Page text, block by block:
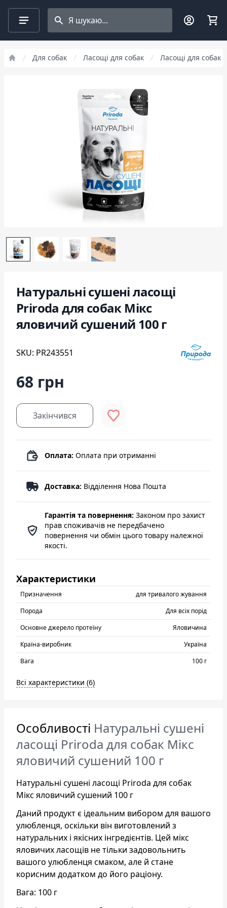
Search projects
Для собак Ласощі для собак Ласощі для собак
Натуральні сушені ласощі
Priroda для собак Мікс
яловичий сушений 100 г
SKU: PR243551
68 грн
Закінчився
Оплата: Оплата при отриманні
Доставка: Відділення Нова Пошта
Гарантія та повернення: Законом про захист
прав споживачів не передбачено
повернення чи обмін цього товару належної
якості.
Характеристики
Призначення
для тривалого жування
Порода
Для всіх порід
Основне джерело протеїну
Яловичина
Країна-виробник
Україна
Вага
100 г
Всі характеристики (6)
Особливості Натуральні сушені
ласощі Priroda для собак Мікс
яловичий сушений 100 г
Натуральні сушені ласощі Priroda для собак
Мікс яловичий сушений 100 г
Даний продукт є ідеальним вибором для вашого
улюбленця, оскільки він виготовлений з
натуральних і якісних інгредієнтів. Цей мікс
яловичих ласощів не тільки задовольнить
вашого улюбленця смаком, але й стане
корисним додатком до його раціону.
Вага: 100 г